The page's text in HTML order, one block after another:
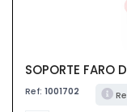
SOPORTE FARO
Ref: 1001702